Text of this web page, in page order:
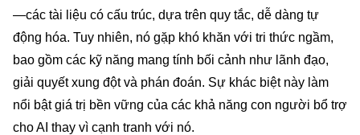
—các tài liệu có cấu trúc, dựa trên quy tắc, dễ dàng tự
động hóa. Tuy nhiên, nó gặp khó khăn với tri thức ngầm,
bao gồm các kỹ năng mang tính bối cảnh như lãnh đạo,
giải quyết xung đột và phán đoán. Sự khác biệt này làm
nổi bật giá trị bền vững của các khả năng con người bổ trợ
cho AI thay vì cạnh tranh với nó.